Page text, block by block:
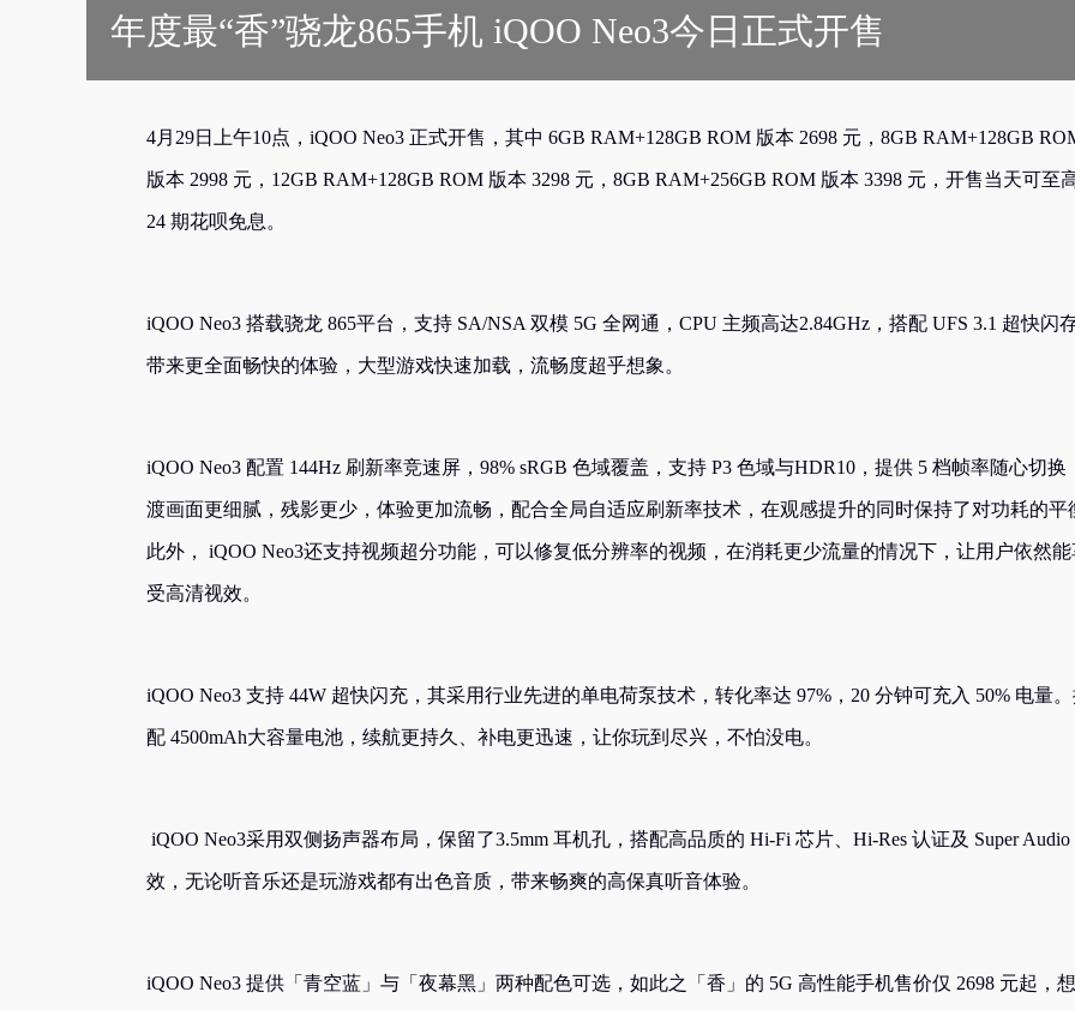
年度最“香”骁龙865手机 iQOO Neo3今日正式开售
4月29日上午10点，iQOO Neo3 正式开售，其中 6GB RAM+128GB ROM 版本 2698 元，8GB RAM+128GB
版本 2998 元，12GB RAM+128GB ROM 版本 3298 元，8GB RAM+256GB ROM 版本 3398 元，开售当天可至
24 期花呗免息。
iQOO Neo3 搭载骁龙 865平台，支持 SA/NSA 双模 5G 全网通，CPU 主频高达2.84GHz，搭配 UFS 3.1 超快闪
带来更全面畅快的体验，大型游戏快速加载，流畅度超乎想象。
iQOO Neo3 配置 144Hz 刷新率竞速屏，98% sRGB 色域覆盖，支持 P3 色域与HDR10，提供 5 档帧率随心切换
渡画面更细腻，残影更少，体验更加流畅，配合全局自适应刷新率技术，在观感提升的同时保持了对功耗的平
此外， iQOO Neo3还支持视频超分功能，可以修复低分辨率的视频，在消耗更少流量的情况下，让用户依然能
受高清视效。
iQOO Neo3 支持 44W 超快闪充，其采用行业先进的单电荷泵技术，转化率达 97%，20 分钟可充入 50% 电量
配 4500mAh大容量电池，续航更持久、补电更迅速，让你玩到尽兴，不怕没电。
iQOO Neo3采用双侧扬声器布局，保留了3.5mm 耳机孔，搭配高品质的 Hi-Fi 芯片、Hi-Res 认证及 Super Audio
效，无论听音乐还是玩游戏都有出色音质，带来畅爽的高保真听音体验。
iQOO Neo3 提供「青空蓝」与「夜幕黑」两种配色可选，如此之「香」的 5G 高性能手机售价仅 2698 元起，